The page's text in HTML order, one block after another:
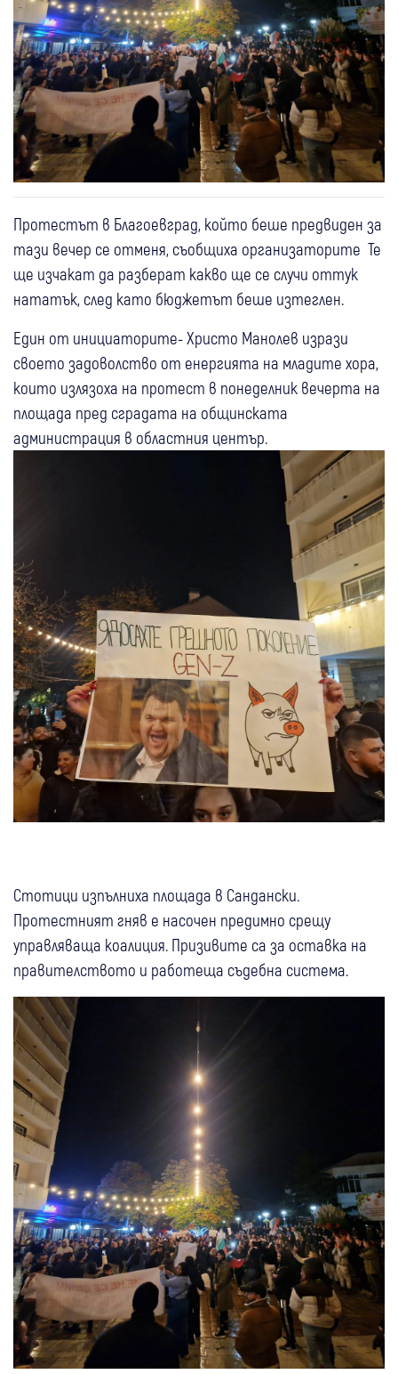
Протестът в Благоевград, който беше предвиден за
тази вечер се отменя, съобщиха организаторите Те
ще изчакат да разберат какво ще се случи оттук
нататък, след като бюджетът беше изтеглен.
Един от инициаторите- Христо Манолев изрази
своето задоволство от енергията на младите хора,
които излязоха на протест в понеделник вечерта на
площада пред сградата на общинската
администрация в областния център.
Стотици изпълниха площада в Сандански.
Протестният гняв е насочен предимно срещу
управляваща коалиция. Призивите са за оставка на
правителството и работеща съдебна система.